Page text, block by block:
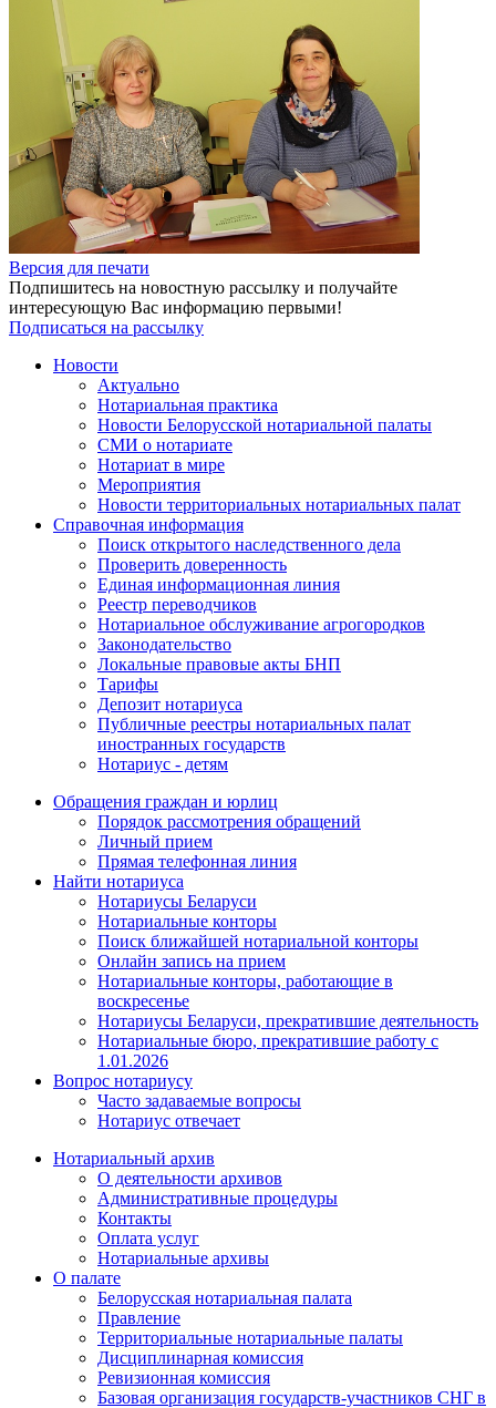
Версия для печати
Подпишитесь на новостную рассылку и получайте
интересующую Вас информацию первыми!
Подписаться на рассылку
Новости
Актуально
Нотариальная практика
Новости Белорусской нотариальной палаты
СМИ о нотариате
Нотариат в мире
Мероприятия
Новости территориальных нотариальных палат
Справочная информация
Поиск открытого наследственного дела
Проверить доверенность
Единая информационная линия
Реестр переводчиков
Нотариальное обслуживание агрогородков
Законодательство
Локальные правовые акты БНП
Тарифы
Депозит нотариуса
Публичные реестры нотариальных палат
иностранных государств
Нотариус - детям
Обращения граждан и юрлиц
Порядок рассмотрения обращений
Личный прием
Прямая телефонная линия
Найти нотариуса
Нотариусы Беларуси
Нотариальные конторы
Поиск ближайшей нотариальной конторы
Онлайн запись на прием
Нотариальные конторы, работающие в
воскресенье
Нотариусы Беларуси, прекратившие деятельность
Нотариальные бюро, прекратившие работу с
1.01.2026
Вопрос нотариусу
Часто задаваемые вопросы
Нотариус отвечает
Нотариальный архив
О деятельности архивов
Административные процедуры
Контакты
Оплата услуг
Нотариальные архивы
О палате
Белорусская нотариальная палата
Правление
Территориальные нотариальные палаты
Дисциплинарная комиссия
Ревизионная комиссия
Базовая организация государств-участников СНГ в